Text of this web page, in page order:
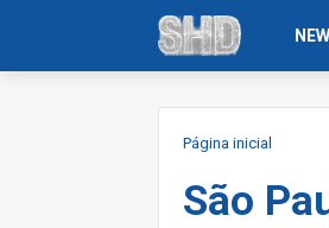
Página inicial
São